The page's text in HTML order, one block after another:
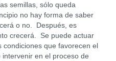
semillas, sólo queda
no hay forma de saber
o no. Después, es
crecerá. Se puede actuar
que favorecen el
en el proceso de